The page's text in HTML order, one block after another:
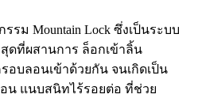
รม Mountain Lock ซึ่งเป็นระบบ
ดที่ผสานการ ล็อกเข้าลิ้น
อบลอนเข้าด้วยกัน จนเกิดเป็น
น แนบสนิทไร้รอยต่อ ที่ช่วย